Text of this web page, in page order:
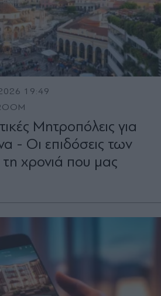
19:49
Μητροπόλεις για
- Οι επιδόσεις των
τη χρονιά που μας